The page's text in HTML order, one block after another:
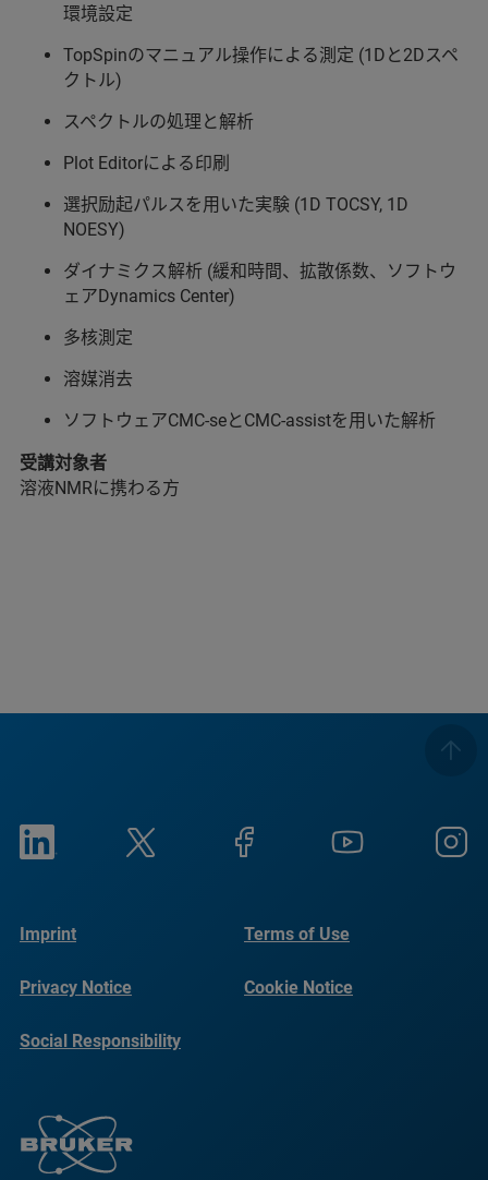
環境設定
TopSpinのマニュアル操作による測定 (1Dと2Dスペ
クトル)
スペクトルの処理と解析
Plot Editorによる印刷
選択励起パルスを用いた実験 (1D TOCSY, 1D
NOESY)
ダイナミクス解析 (緩和時間、拡散係数、ソフトウ
ェアDynamics Center)
多核測定
溶媒消去
ソフトウェアCMC-seとCMC-assistを用いた解析
受講対象者
溶液NMRに携わる方
Imprint Terms of Use
Privacy Notice Cookie Notice
Social Responsibility